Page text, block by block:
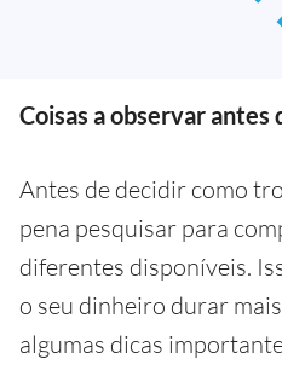
Coisas a observar
Antes de decidir como
pena pesquisar para
diferentes disponíveis.
o seu dinheiro durar
algumas dicas